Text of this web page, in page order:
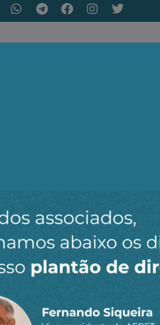
canal da AEPET no
Nenhuma notícia